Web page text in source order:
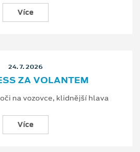
Více
24. 7. 2026
ZA VOLANTEM
na vozovce, klidnější hlava
Více